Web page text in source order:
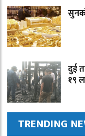
दुई
१९
TRENDING